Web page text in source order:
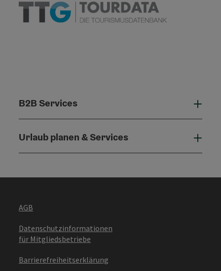
B2B Services
Urlaub planen & Services
AGB
Datenschutzinformationen
für Mitgliedsbetriebe
Barrierefreiheitserklärung